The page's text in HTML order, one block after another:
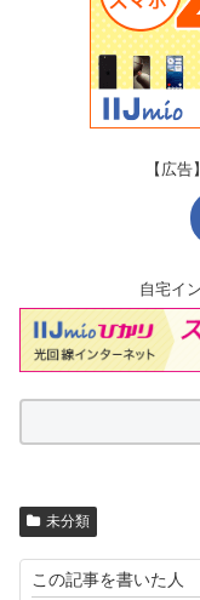
【広
自宅イ
未分類
この記事を書いた人